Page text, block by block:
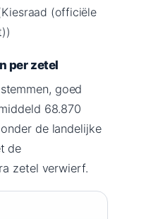
(officiële
per zetel
goed
68.870
de landelijke
de
zetel verwierf.